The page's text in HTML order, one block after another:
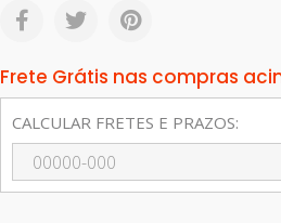
Frete Grátis nas compras
CALCULAR FRETES E PRAZOS: